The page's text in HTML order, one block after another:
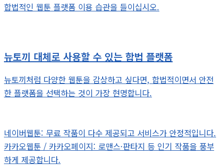
합법적인 웹툰 플랫폼 이용 습관을 들이십시오.
뉴토끼 대체로 사용할 수 있는 합법 플랫폼
뉴토끼처럼 다양한 웹툰을 감상하고 싶다면, 합법적이면서 안전
한 플랫폼을 선택하는 것이 가장 현명합니다.
네이버웹툰: 무료 작품이 다수 제공되고 서비스가 안정적입니다.
카카오웹툰 / 카카오페이지: 로맨스·판타지 등 인기 작품을 풍부
하게 제공합니다.